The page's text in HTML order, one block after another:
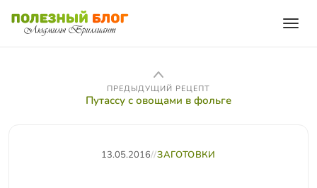
ПРЕДЫДУЩИЙ РЕЦЕПТ
Путассу с овощами в фольге
13.05.2016//ЗАГОТОВКИ